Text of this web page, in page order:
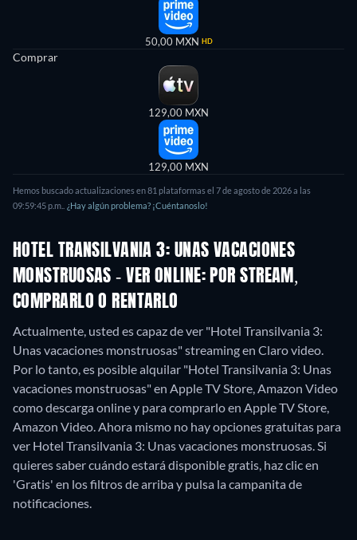
50,00 MXN HD
Comprar
129,00 MXN
129,00 MXN
Hemos buscado actualizaciones en81 plataformas el 7 de agosto de 2026a las
09:59:45 p.m.
¿Hay algún problema? ¡Cuéntanoslo!
HOTEL TRANSILVANIA 3: UNAS VACACIONES
MONSTRUOSAS - VER ONLINE: POR STREAM,
COMPRARLO O RENTARLO
Actualmente, usted es capaz de ver "Hotel Transilvania 3:
Unas vacaciones monstruosas" streaming en Claro video.
Por lo tanto, es posible alquilar "Hotel Transilvania 3: Unas
vacaciones monstruosas" en Apple TV Store, Amazon Video
como descarga online y para comprarlo en Apple TV Store,
Amazon Video.Ahora mismo no hay opciones gratuitas para
ver Hotel Transilvania 3: Unas vacaciones monstruosas. Si
quieres saber cuándo estará disponible gratis, haz clic en
'Gratis' en los filtros de arriba y pulsa la campanita de
notificaciones.